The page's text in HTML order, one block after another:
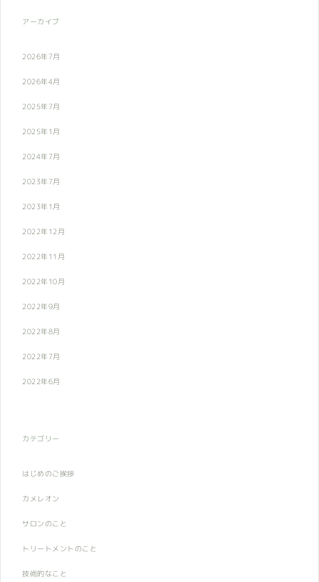
アーカイブ
2026年7月
2026年4月
2025年7月
2025年1月
2024年7月
2023年7月
2023年1月
2022年12月
2022年11月
2022年10月
2022年9月
2022年8月
2022年7月
2022年6月
カテゴリー
はじめのご挨拶
カメレオン
サロンのこと
トリートメントのこと
技術的なこと